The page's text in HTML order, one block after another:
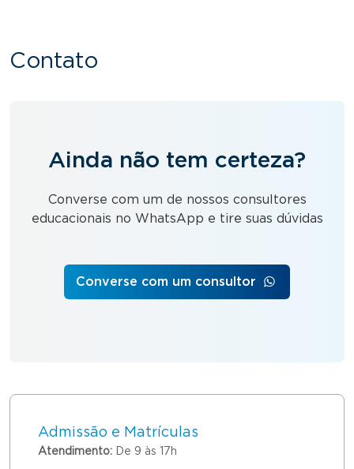
Contato
Ainda não tem certeza?
Converse com um de nossos consultores
educacionais no WhatsApp e tire suas dúvidas
Converse com um consultor
Admissão e Matrículas
Atendimento: De 9 às 17h